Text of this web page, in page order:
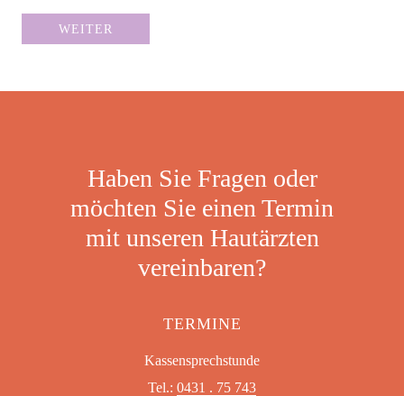
WEITER
Haben Sie Fragen oder
möchten Sie einen Termin
mit unseren Hautärzten
vereinbaren?
TERMINE
Kassensprechstunde
Tel.: 0431 . 75 743